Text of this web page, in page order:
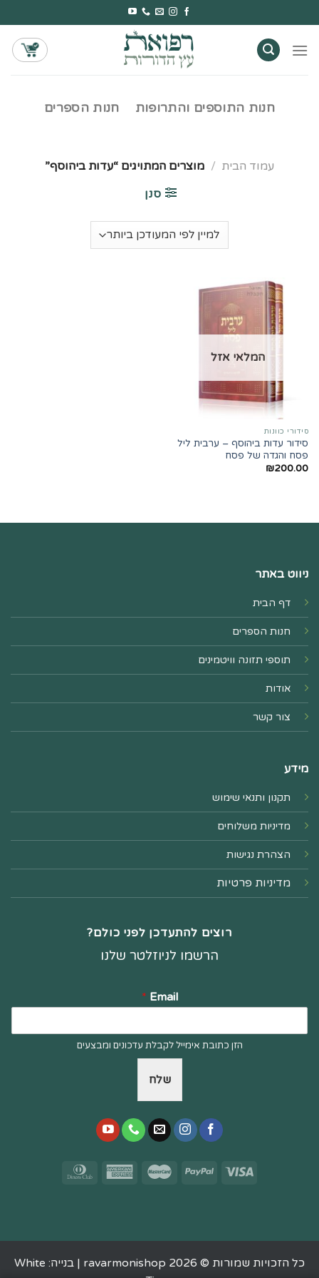
to
content
חנות התוספים והתרופות חנות הספרים
עמוד הבית / מוצרים המתויגים “עדות ביהוסף”
סנן
המלאי אזל
סידורי כוונות
סידור עדות ביהוסף – ערבית ליל
פסח והגדה של פסח
₪200.00
ניווט באתר
דף הבית
חנות הספרים
תוספי תזונה וויטמינים
אודות
צור קשר
מידע
תקנון ותנאי שימוש
מדיניות משלוחים
הצהרת נגישות
מדיניות פרטיות
רוצים להתעדכן לפני כולם?
הרשמו לניוזלטר שלנו
Email
*
הזן כתובת אימייל לקבלת עדכונים ומבצעים
שלח
כל הזכויות שמורות © 2026 ravarmonishop |
בנייה: White